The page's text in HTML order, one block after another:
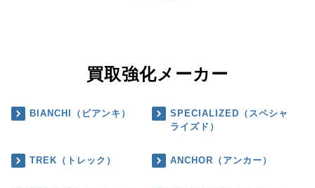
買取強化メーカー
BIANCHI（ビアンキ）
SPECIALIZED（スペシャ
ライズド）
TREK（トレック） ANCHOR（アンカー）